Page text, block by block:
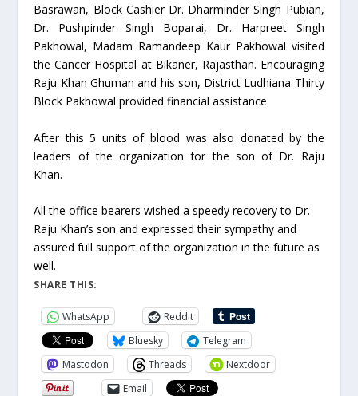
Basrawan, Block Cashier Dr. Dharminder Singh Pubian,
Dr. Pushpinder Singh Boparai, Dr. Harpreet Singh
Pakhowal, Madam Ramandeep Kaur Pakhowal visited
the Cancer Hospital at Bikaner, Rajasthan. Encouraging
Raju Khan Ghuman and his son, District Ludhiana Thirty
Block Pakhowal provided financial assistance.
After this 5 units of blood was also donated by the
leaders of the organization for the son of Dr. Raju
Khan.
All the office bearers wished a speedy recovery to Dr.
Raju Khan’s son and expressed their sympathy and
assured full support of the organization in the future as
well.
SHARE THIS:
WhatsApp
Reddit
Bluesky
Telegram
Mastodon
Threads
Nextdoor
Email